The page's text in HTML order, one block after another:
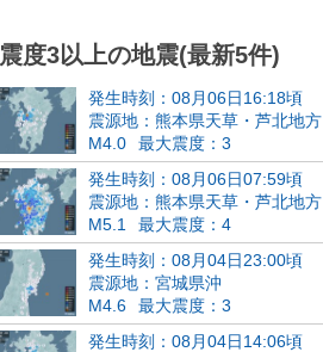
震度3以上の地震(最新5件)
発生時刻：08月06日16:18頃
震源地：熊本県天草・芦北地方
M4.0
最大震度：3
発生時刻：08月06日07:59頃
震源地：熊本県天草・芦北地方
M5.1
最大震度：4
発生時刻：08月04日23:00頃
震源地：宮城県沖
M4.6
最大震度：3
発生時刻：08月04日14:06頃